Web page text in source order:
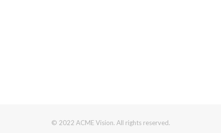
© 2022 ACME Vision. All rights reserved.